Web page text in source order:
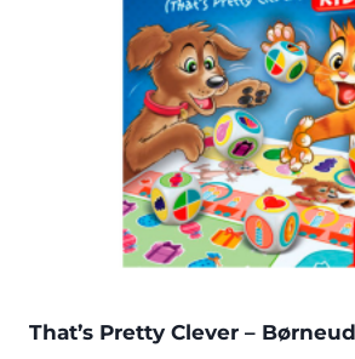
That’s Pretty Clever –